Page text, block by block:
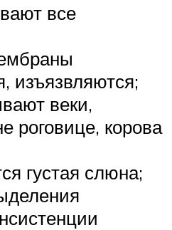
все
изъязвляются;
веки,
роговице, корова
густая слюна;